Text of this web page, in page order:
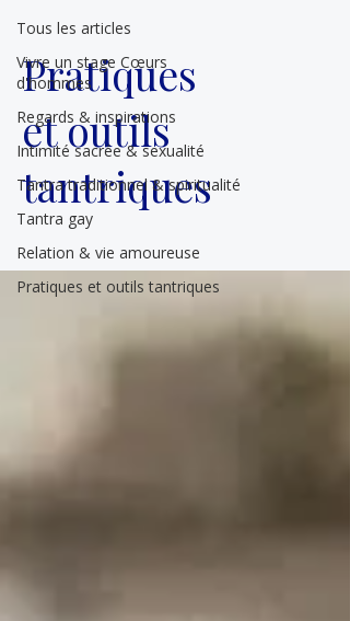
Tous les articles
Vivre un stage Cœurs
d'hommes
Regards & inspirations
Intimité sacrée & sexualité
Tantra traditionnel & spiritualité
Tantra gay
Relation & vie amoureuse
Pratiques et outils tantriques
Pratiques
et outils
tantriques